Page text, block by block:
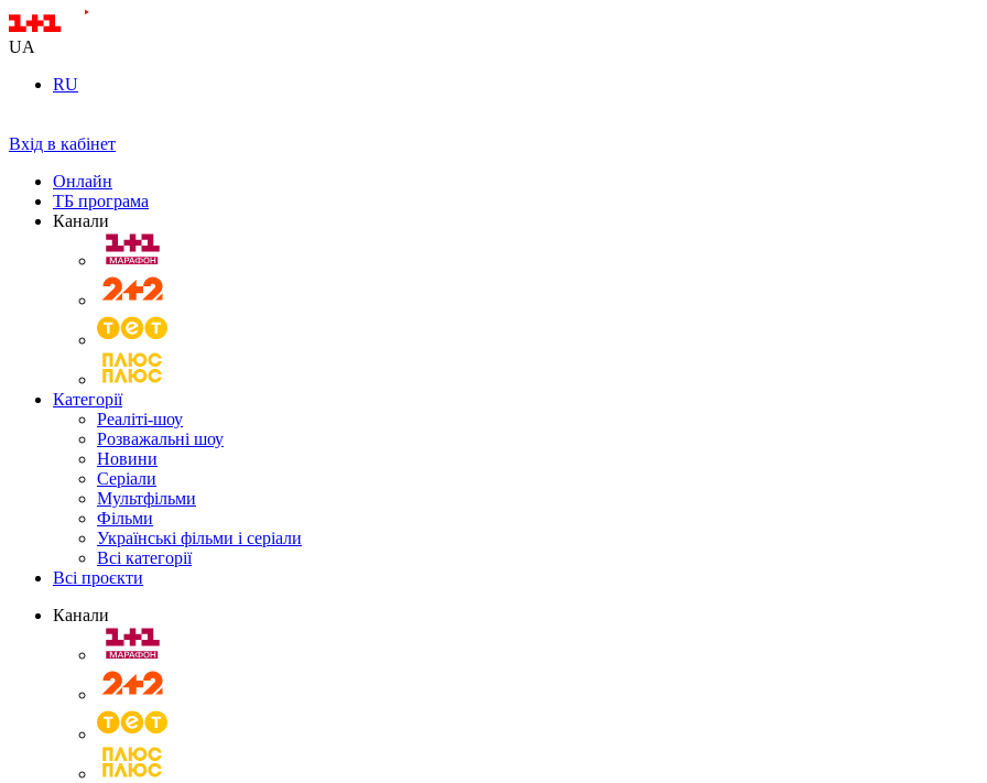
UA
RU
Вхід в кабінет
Онлайн
ТБ програма
Канали
Категорії
Реаліті-шоу
Розважальні шоу
Новини
Серіали
Мультфільми
Фільми
Українські фільми і серіали
Всі категорії
Всі проєкти
Канали